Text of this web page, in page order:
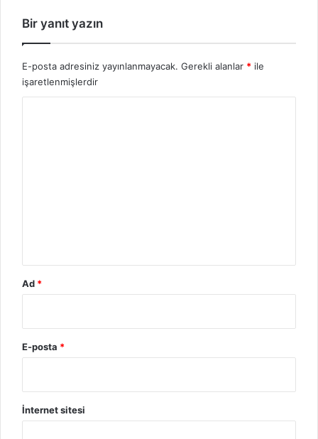
Bir yanıt yazın
E-posta adresiniz yayınlanmayacak. Gerekli alanlar * ile
işaretlenmişlerdir
Ad *
E-posta *
İnternet sitesi